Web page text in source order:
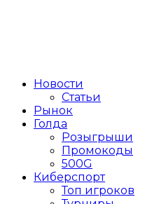
Новости
Статьи
Рынок
Голда
Розыгрыши
Промокоды
500G
Киберспорт
Топ игроков